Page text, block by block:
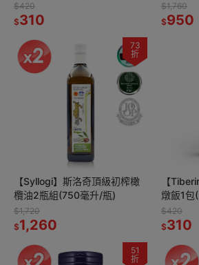
$420
$310
$1,760
$950
73
折
【Syllogi】斯洛奇頂級初榨橄
欖油2瓶組(750毫升/瓶)
$1,720
$1,260
【
燉飯1包
$420
$310
51
折